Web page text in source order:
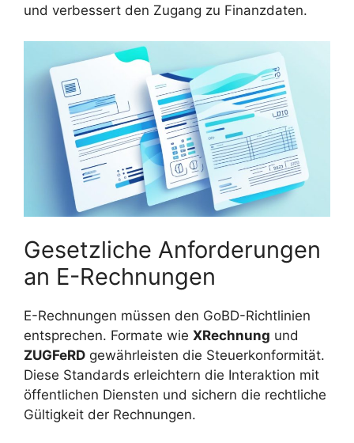
und verbessert den Zugang zu Finanzdaten.
Gesetzliche Anforderungen
an E-Rechnungen
E-Rechnungen müssen den GoBD-Richtlinien
entsprechen. Formate wie XRechnung und
ZUGFeRD gewährleisten die Steuerkonformität.
Diese Standards erleichtern die Interaktion mit
öffentlichen Diensten und sichern die rechtliche
Gültigkeit der Rechnungen.